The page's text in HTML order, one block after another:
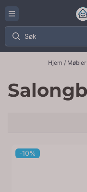
Hopp til innhold
Hjem /
-10%